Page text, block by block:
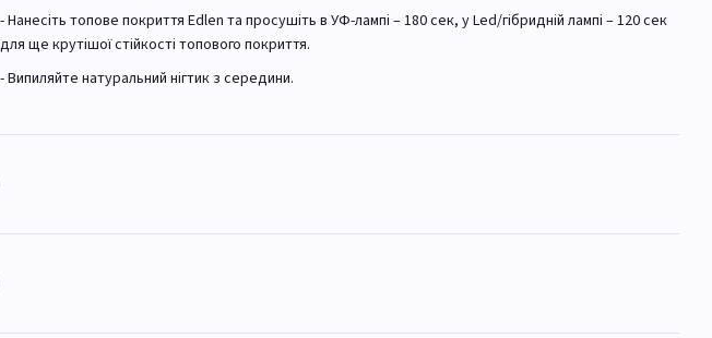
- Нанесіть топове покриття Edlen та просушіть в УФ-лампі – 180 сек, у Led/гібридній лампі – 120 сек
для ще крутішої стійкості топового покриття.
- Випиляйте натуральний нігтик з середини.